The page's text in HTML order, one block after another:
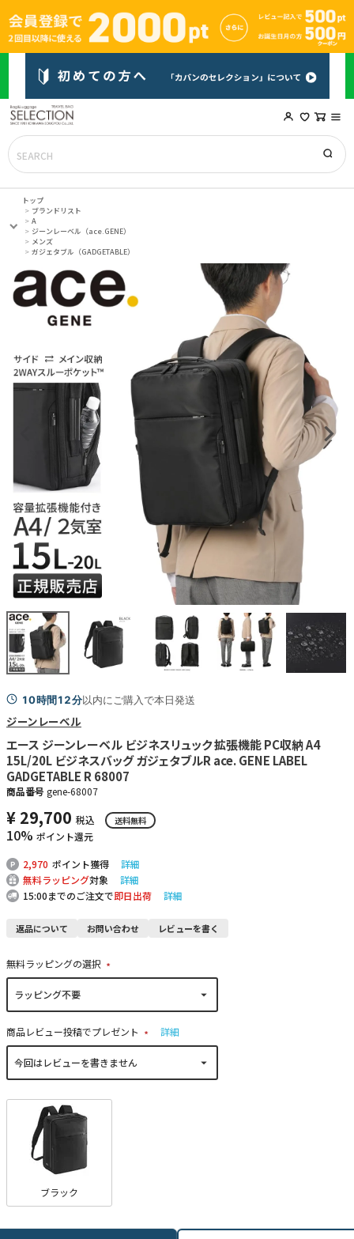
トップ
ブランドリスト
A
ジーンレーベル（ace.GENE）
メンズ
ガジェタブル（GADGETABLE）
10時間12分以内にご購入で本日発送
ジーンレーベル
エース ジーンレーベル ビジネスリュック 拡張機能 PC収納 A4
15L/20L ビジネスバッグ ガジェタブルR ace. GENE LABEL
GADGETABLE R 68007
商品番号 gene-68007
¥ 29,700 税込 送料無料
10% ポイント還元
2,970 ポイント獲得
詳細
無料ラッピング対象
詳細
15:00までのご注文で即日出荷 詳細
返品について お問い合わせ レビューを書く
無料ラッピングの選択
(
商品レビュー投稿でプレゼント
(
詳細
ブラック